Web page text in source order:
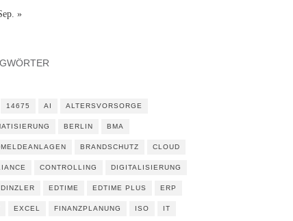
»
14675 AI ALTERSVORSORGE
BERLIN BMA
BRANDSCHUTZ CLOUD
CONTROLLING DIGITALISIERUNG
DINZLER EDTIME EDTIME PLUS ERP
EXCEL FINANZPLANUNG ISO IT